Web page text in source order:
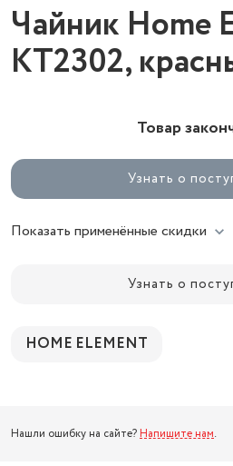
Чайник Home
KT2302,
Товар
Узнать о
Показать применённые скидки
Узнать о
HOME ELEMENT
Нашли ошибку на сайте? Напишите нам.